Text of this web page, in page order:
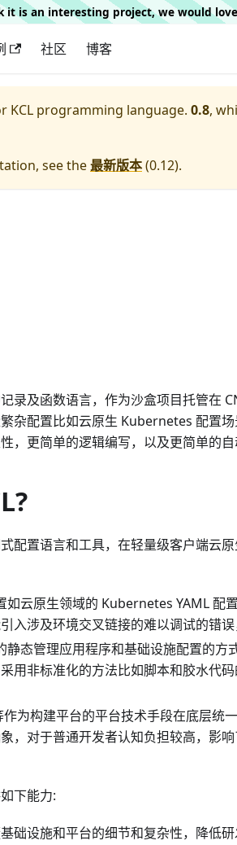
it is an interesting project, we would
社区 博客
KCL programming language. 0.8,
see the最新版本(0.12).
录及函数语言，作为沙盒项目托管在
杂配置比如云原生 Kubernetes 配置
，更简单的逻辑编写，以及更简单的自
配置语言和工具，在轻量级客户端云
如云原生领域的 Kubernetes YAML 配
入涉及环境交叉链接的难以调试的错误
静态管理应用程序和基础设施配置的方
用非标准化的方法比如脚本和胶水代
为构建平台的平台技术手段在底层统
，对于普通开发者认知负担较高，影
下能力:
础设施和平台的细节和复杂性，降低